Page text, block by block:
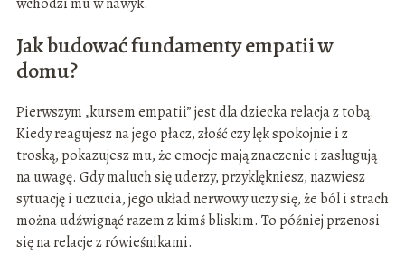
Jak budować fundamenty empatii w
domu?
Pierwszym „kursem empatii” jest dla dziecka relacja z tobą.
Kiedy reagujesz na jego płacz, złość czy lęk spokojnie i z
troską, pokazujesz mu, że emocje mają znaczenie i zasługują
na uwagę. Gdy maluch się uderzy, przyklękniesz, nazwiesz
sytuację i uczucia, jego układ nerwowy uczy się, że ból i strach
można udźwignąć razem z kimś bliskim. To później przenosi
się na relacje z rówieśnikami.